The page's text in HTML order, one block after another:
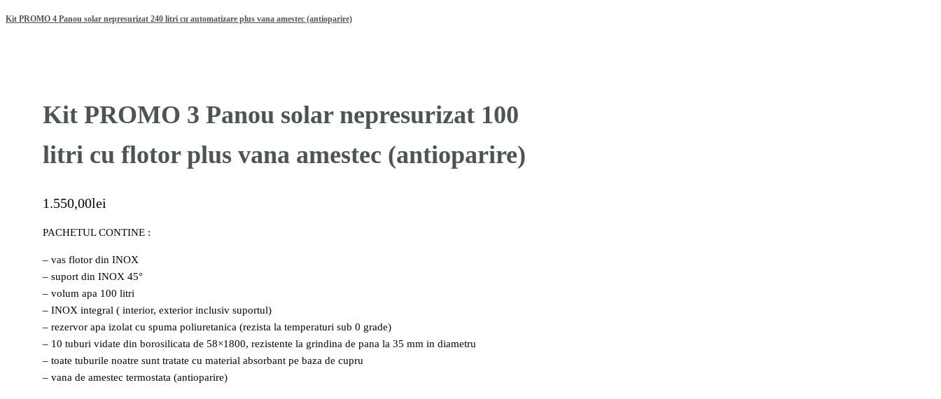
Kit PROMO 4 Panou solar nepresurizat 240 litri cu automatizare plus vana amestec (antioparire)
Kit PROMO 3 Panou solar nepresurizat 100
litri cu flotor plus vana amestec (antioparire)
1.550,00lei
PACHETUL CONTINE :
– vas flotor din INOX
– suport din INOX 45°
– volum apa 100 litri
– INOX integral ( interior, exterior inclusiv suportul)
– rezervor apa izolat cu spuma poliuretanica (rezista la temperaturi sub 0 grade)
– 10 tuburi vidate din borosilicata de 58×1800, rezistente la grindina de pana la 35 mm in diametru
– toate tuburile noatre sunt tratate cu material absorbant pe baza de cupru
– vana de amestec termostata (antioparire)